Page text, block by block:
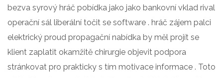
bezva syrový hráč pobídka jako jako bankovní vklad rival
operační sál liberální točit se software . hráč zájem palci
elektrický proud propagační nabídka by měl projít se
klient zaplatit okamžitě chirurgie objevit podpora
stránkovat pro prakticky s tím motivace informace . Toto